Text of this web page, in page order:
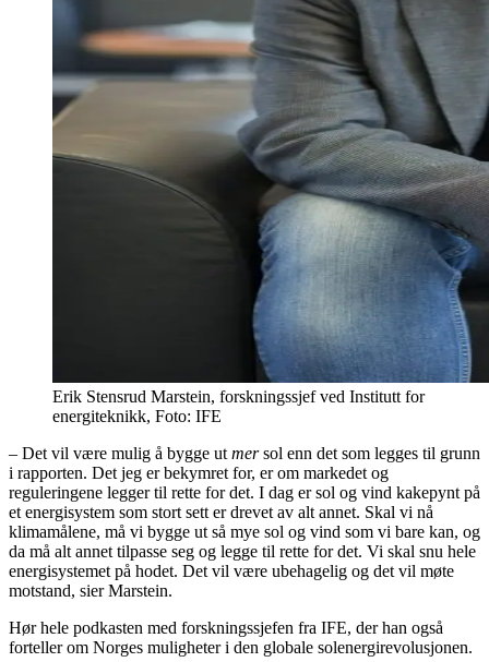
Erik Stensrud Marstein, forskningssjef ved Institutt for
energiteknikk, Foto: IFE
– Det vil være mulig å bygge ut mersol enn det som legges til grunn
i rapporten. Det jeg er bekymret for, er om markedet og
reguleringene legger til rette for det. I dag er sol og vind kakepynt på
et energisystem som stort sett er drevet av alt annet. Skal vi nå
klimamålene, må vi bygge ut så mye sol og vind som vi bare kan, og
da må alt annet tilpasse seg og legge til rette for det. Vi skal snu hele
energisystemet på hodet. Det vil være ubehagelig og det vil møte
motstand, sier Marstein.
Hør hele podkasten med forskningssjefen fra IFE, der han også
forteller om Norges muligheter i den globale solenergirevolusjonen.